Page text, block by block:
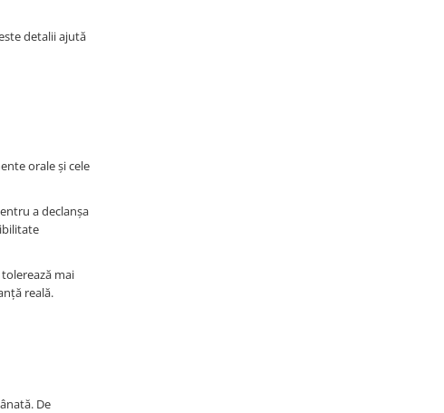
detalii ajută
orale și cele
a declanșa
mai
reală.
De